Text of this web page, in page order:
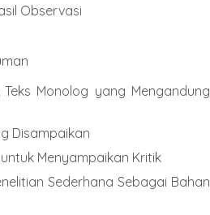
Observasi
Monolog yang Mengandung
Disampaikan
Menyampaikan Kritik
Sederhana Sebagai Bahan